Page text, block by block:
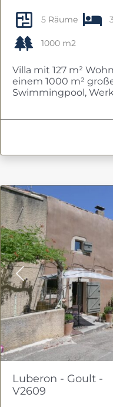
5 Räume
1000 m2
Villa mit 127 m²
einem 1000 m²
Swimmingpool,
Previous
Luberon - Goult -
V2609